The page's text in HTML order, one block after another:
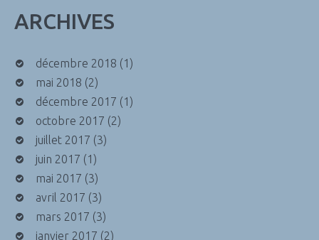
ARCHIVES
décembre 2018 (1)
mai 2018 (2)
décembre 2017 (1)
octobre 2017 (2)
juillet 2017 (3)
juin 2017 (1)
mai 2017 (3)
avril 2017 (3)
mars 2017 (3)
janvier 2017 (2)